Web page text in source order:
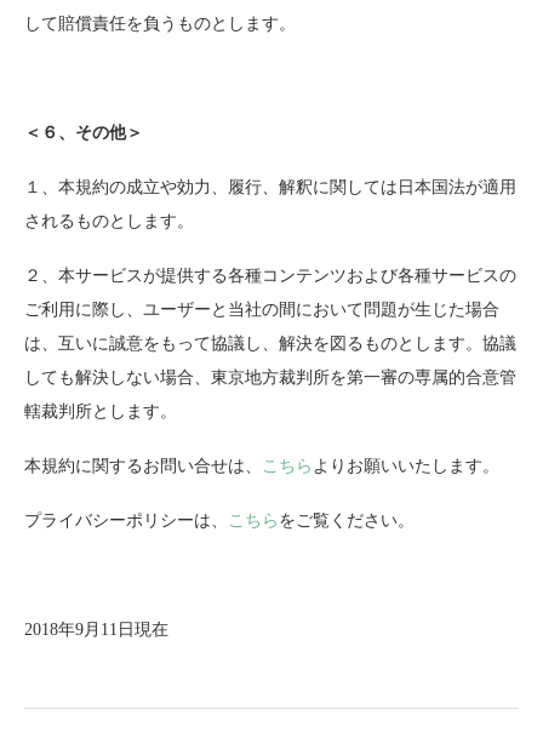
して賠償責任を負うものとします。
＜６、その他＞
１、本規約の成立や効力、履行、解釈に関しては日本国法が適用
されるものとします。
２、本サービスが提供する各種コンテンツおよび各種サービスの
ご利用に際し、ユーザーと当社の間において問題が生じた場合
は、互いに誠意をもって協議し、解決を図るものとします。協議
しても解決しない場合、東京地方裁判所を第一審の専属的合意管
轄裁判所とします。
本規約に関するお問い合せは、 こちら よりお願いいたします。
プライバシーポリシーは、 こちら をご覧ください。
2018年9月11日現在